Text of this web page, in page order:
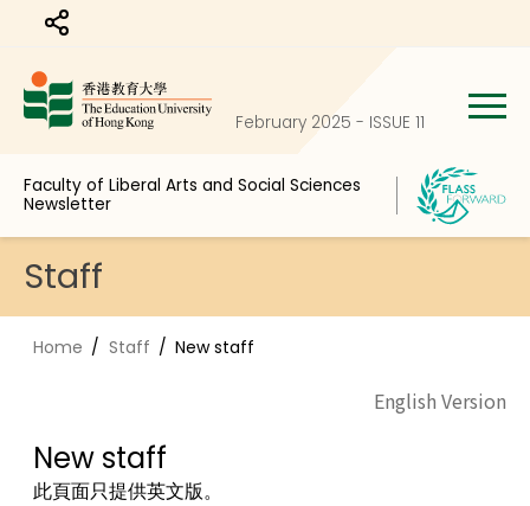
Share to
February 2025 - ISSUE 11
Faculty of Liberal Arts and Social Sciences
Newsletter
Staff
Home Staff New staff
English Version
New staff
此頁面只提供英文版。